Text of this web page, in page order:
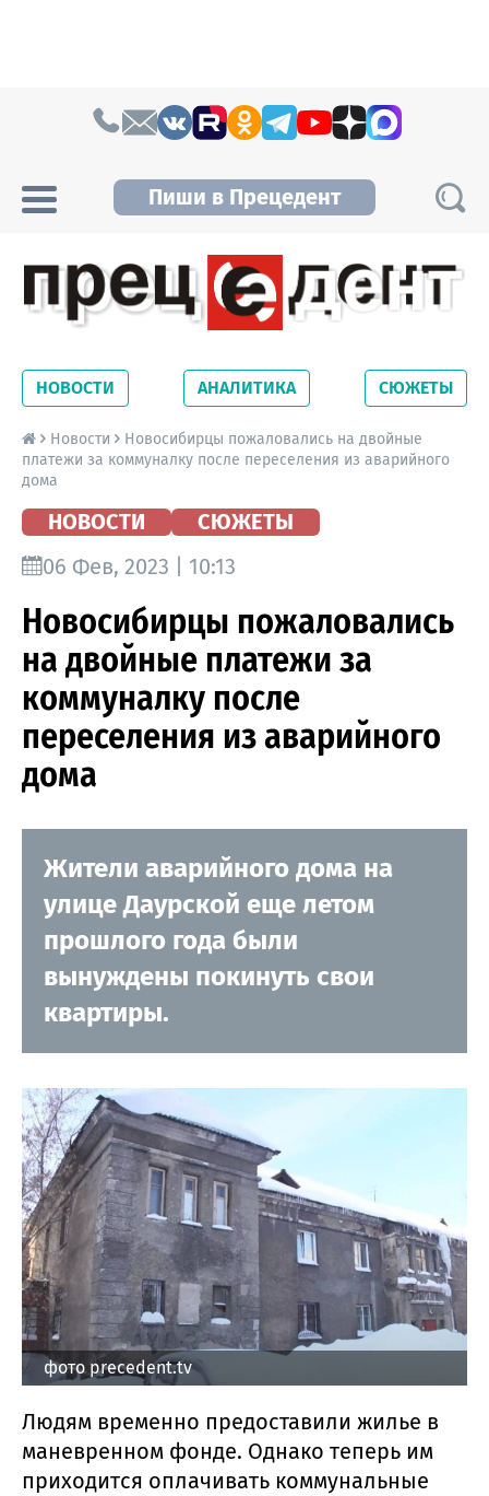
Пиши в Прецедент
Новосибирской области. Читайте свежие
новости на сайте сетевого издания
Precedent.
НОВОСТИ АНАЛИТИКА СЮЖЕТЫ
Новости
Новосибирцы пожаловались на двойные
платежи за коммуналку после переселения из аварийного
дома
НОВОСТИ
СЮЖЕТЫ
06 Фев, 2023 | 10:13
Новосибирцы пожаловались
на двойные платежи за
коммуналку после
переселения из аварийного
дома
Жители аварийного дома на
улице Даурской еще летом
прошлого года были
вынуждены покинуть свои
квартиры.
фото precedent.tv
Людям временно предоставили жилье в
маневренном фонде. Однако теперь им
приходится оплачивать коммунальные